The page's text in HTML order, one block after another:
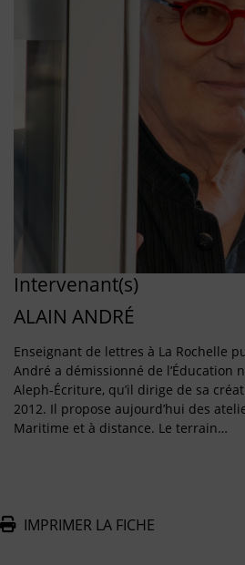
Intervenant(s)
ALAIN ANDRÉ
Enseignant de lettres à La Rochelle
André a démissionné de l’Éducation
Aleph-Écriture, qu’il dirige de sa
2012. Il propose aujourd’hui des
Maritime et à distance. Le terrain…
IMPRIMER LA FICHE